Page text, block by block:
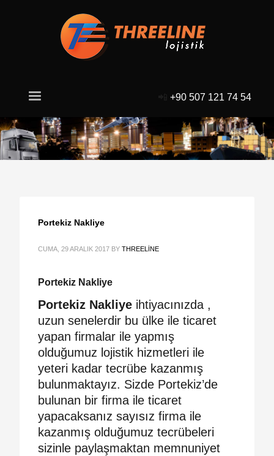
+90 507 121 74 54
Portekiz Nakliye
CUMA, 29 ARALIK 2017 BYTHREELINE
Portekiz Nakliye
Portekiz Nakliye ihtiyacınızda ,
uzun senelerdir bu ülke ile ticaret
yapan firmalar ile yapmış
olduğumuz lojistik hizmetleri ile
yeteri kadar tecrübe kazanmış
bulunmaktayız. Sizde Portekiz’de
bulunan bir firma ile ticaret
yapacaksanız sayısız firma ile
kazanmış olduğumuz tecrübeleri
sizinle paylaşmaktan memnuniyet